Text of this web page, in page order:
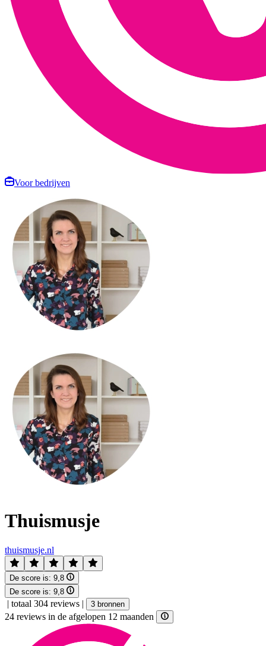
Voor bedrijven
Thuismusje
thuismusje.nl
De score is: 9,8
De score is: 9,8
| totaal 304 reviews | 3 bronnen
24 reviews in de afgelopen 12 maanden